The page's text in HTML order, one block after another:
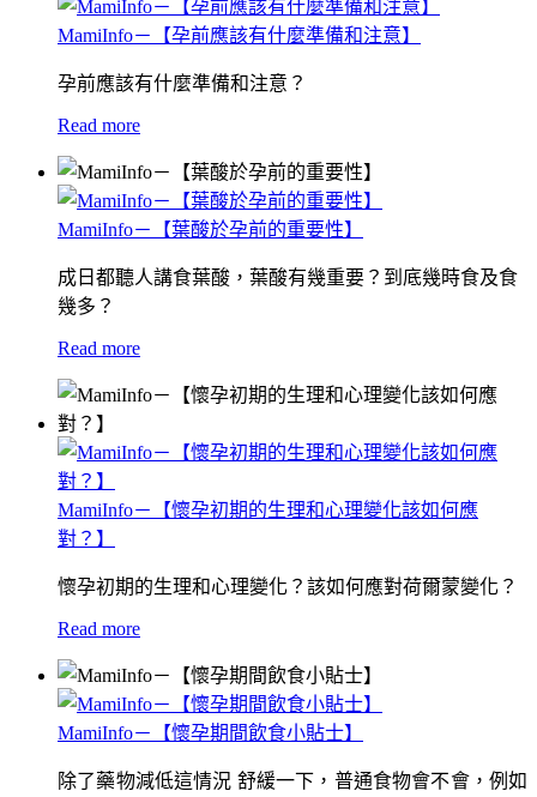
MamiInfo－【孕前應該有什麼準備和注意】
孕前應該有什麼準備和注意？
Read more
MamiInfo－【葉酸於孕前的重要性】
成日都聽人講食葉酸，葉酸有幾重要？到底幾時食及食
幾多？
Read more
MamiInfo－【懷孕初期的生理和心理變化該如何應
對？】
懷孕初期的生理和心理變化？該如何應對荷爾蒙變化？
Read more
MamiInfo－【懷孕期間飲食小貼士】
除了藥物減低這情況 舒緩一下，普通食物會不會，例如